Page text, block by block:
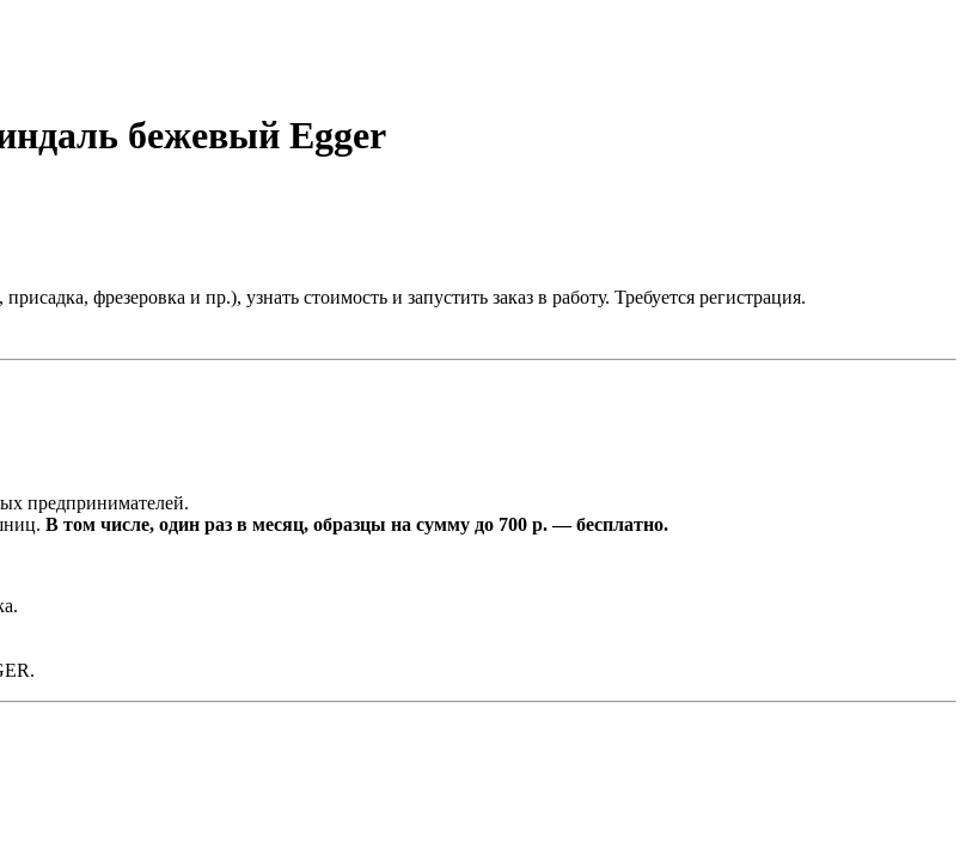
бежевый Egger
фрезеровка и пр.), узнать стоимость и запустить заказ в работу. Требуется регистрация.
предпринимателей.
В том числе, один раз в месяц, образцы на сумму до 700 р. — бесплатно.